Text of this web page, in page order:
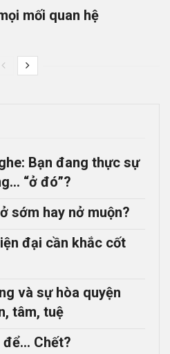
mối quan hệ
Bạn đang thực sự
“ở đó”?
sớm hay nở muộn?
đại cần khắc cốt
và sự hòa quyện
tâm, tuệ
để… Chết?